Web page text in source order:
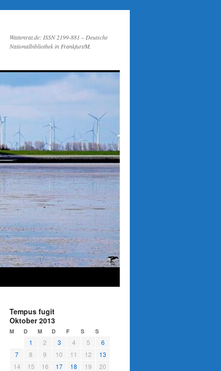
Wattenrat.de: ISSN 2199-881 – Deutsche
Nationalbibliothek in Frankfurt/M.
Tempus fugit
Oktober 2013
M D M D F S S
1 2 3 4 5
6
7
8 9 10 11 12
13
14
15 16 17 18 19
20